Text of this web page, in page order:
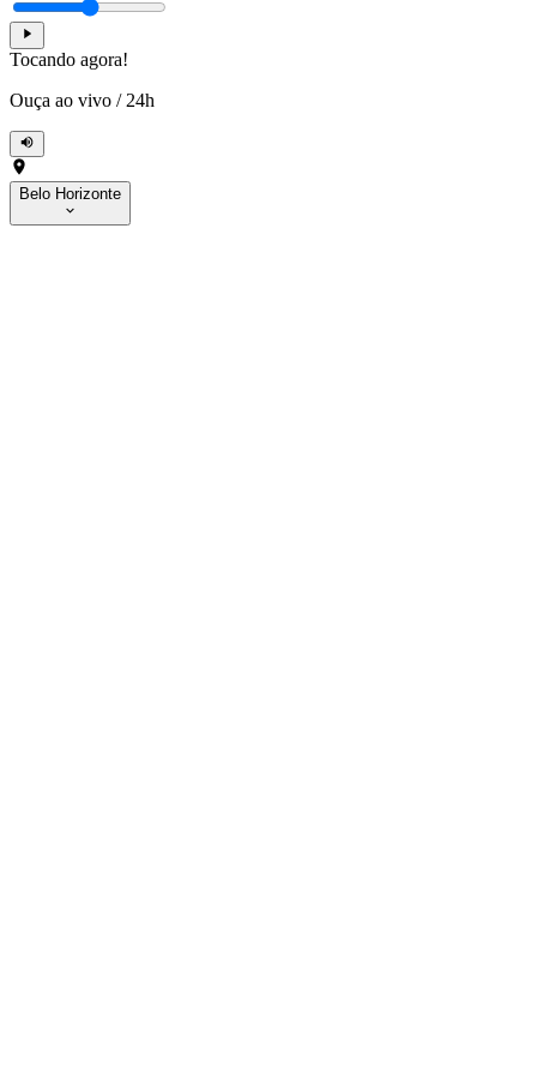
Tocando agora!
Ouça ao vivo / 24h
Belo Horizonte